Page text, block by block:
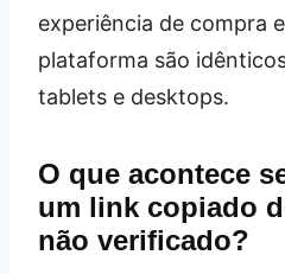
experiência de compra
plataforma são
tablets e desktops.
O que acontece
um link copiado
não verificado?